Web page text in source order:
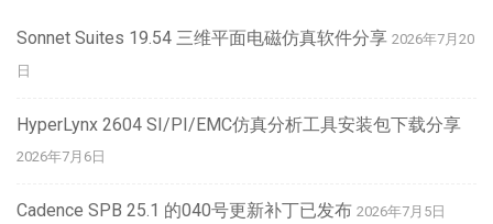
Sonnet Suites 19.54 三维平面电磁仿真软件分享 2026年7月20
日
HyperLynx 2604 SI/PI/EMC仿真分析工具安装包下载分享
2026年7月6日
Cadence SPB 25.1 的040号更新补丁已发布 2026年7月5日